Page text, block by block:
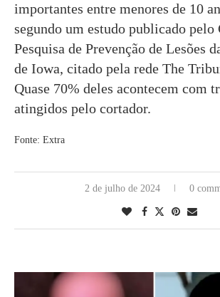
importantes entre menores de 10
segundo um estudo publicado pelo
Pesquisa de Prevenção de Lesões
de Iowa, citado pela rede The
Quase 70% deles acontecem com
atingidos pelo cortador.
Fonte: Extra
2 de julho de 2024 0